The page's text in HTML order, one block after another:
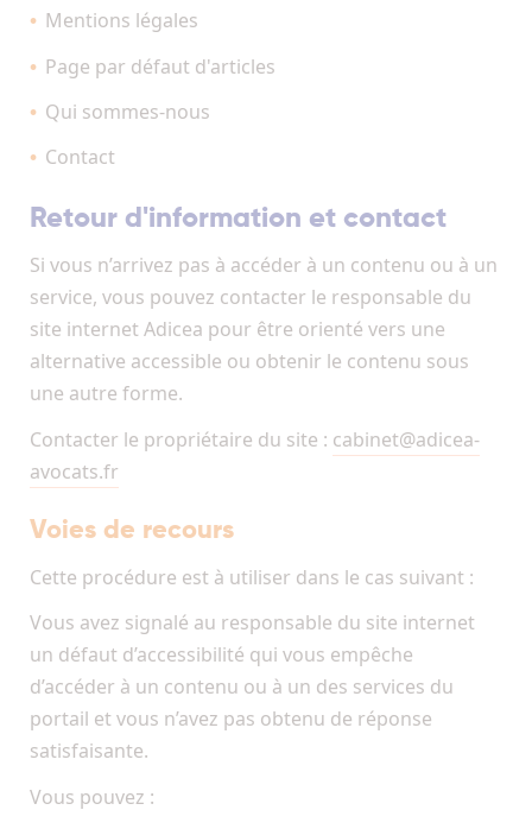
Mentions légales
Page par défaut d'articles
Qui sommes-nous
Contact
Retour d'information et contact
Si vous n’arrivez pas à accéder à un contenu ou à un
service, vous pouvez contacter le responsable du
site internet Adicea pour être orienté vers une
alternative accessible ou obtenir le contenu sous
une autre forme.
Contacter le propriétaire du site : cabinet@adicea-
avocats.fr
Voies de recours
Cette procédure est à utiliser dans le cas suivant :
Vous avez signalé au responsable du site internet
un défaut d’accessibilité qui vous empêche
d’accéder à un contenu ou à un des services du
portail et vous n’avez pas obtenu de réponse
satisfaisante.
Vous pouvez :